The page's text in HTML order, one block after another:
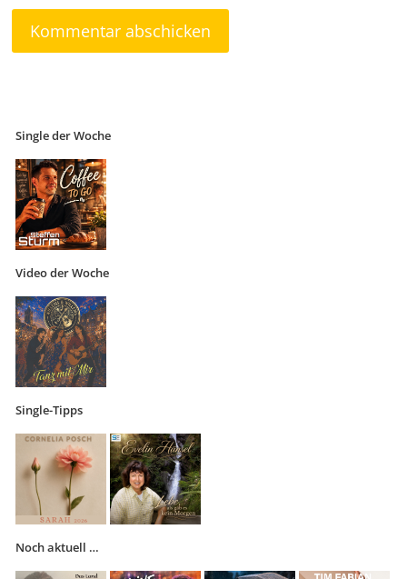
Single der Woche
Video der Woche
Single-Tipps
Noch aktuell …